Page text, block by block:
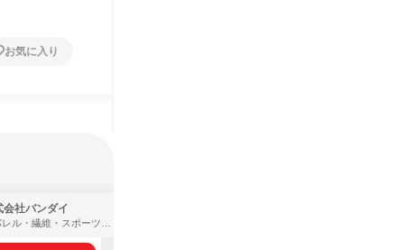
お気に入り
会社バンダイ
アパレル・繊維・スポーツメーカー、製造・メーカー、ゲーム制作・販売